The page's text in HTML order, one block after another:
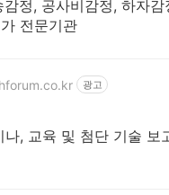
정, 공사비감정, 하자감
전문기관
광고
단 기술 보고서, 도서